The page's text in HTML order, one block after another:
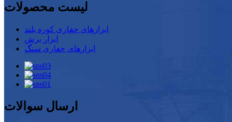
لیست محصولات
ابزارهای حفاری کوره بلند
ابزار برش
ابزارهای حفاری سنگ
ارسال سوالات